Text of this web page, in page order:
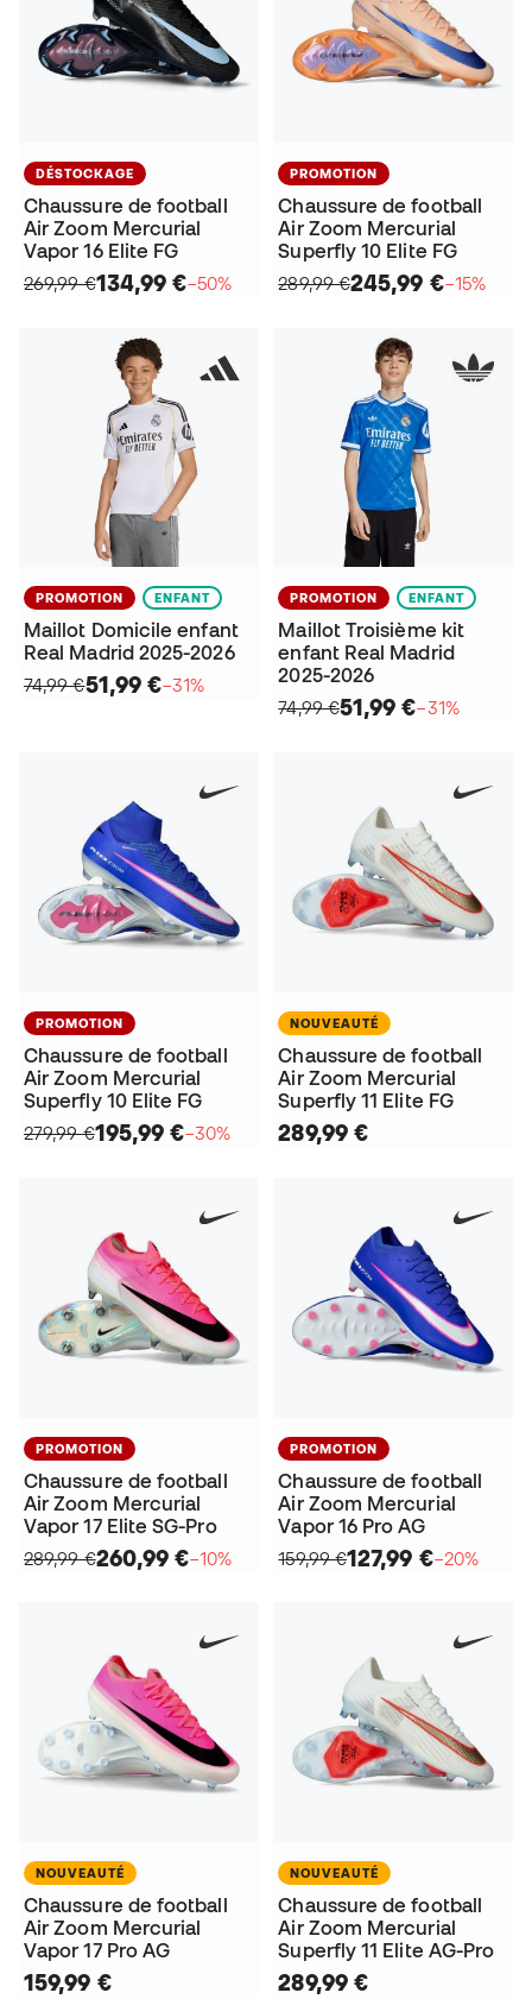
DÉSTOCKAGE
Chaussure de football
Air Zoom Mercurial
Vapor 16 Elite FG
269,99 €134,99 €−50%
PROMOTION
Chaussure de football
Air Zoom Mercurial
Superfly 10 Elite FG
289,99 €245,99 €−15%
PROMOTION ENFANT
Maillot Domicile enfant
Real Madrid 2025-2026
74,99 €51,99 €−31%
PROMOTION ENFANT
Maillot Troisième kit
enfant Real Madrid
2025-2026
74,99 €51,99 €−31%
PROMOTION
Chaussure de football
Air Zoom Mercurial
Superfly 10 Elite FG
279,99 €195,99 €−30%
NOUVEAUTÉ
Chaussure de football
Air Zoom Mercurial
Superfly 11 Elite FG
289,99 €
PROMOTION
Chaussure de football
Air Zoom Mercurial
Vapor 17 Elite SG-Pro
289,99 €260,99 €−10%
PROMOTION
Chaussure de football
Air Zoom Mercurial
Vapor 16 Pro AG
159,99 €127,99 €−20%
NOUVEAUTÉ
Chaussure de football
Air Zoom Mercurial
Vapor 17 Pro AG
159,99 €
NOUVEAUTÉ
Chaussure de football
Air Zoom Mercurial
Superfly 11 Elite AG-Pro
289,99 €